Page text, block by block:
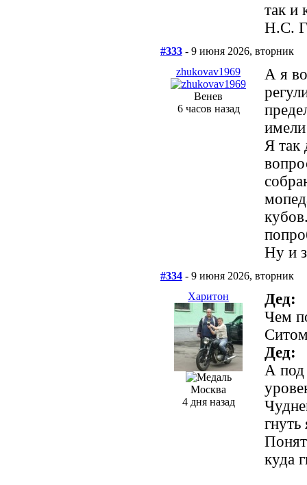
так и
Н.С.
#333 - 9 июня 2026, вторник
zhukovav1969
Венев
6 часов назад
А я
Я так
Ну и
#334 - 9 июня 2026, вторник
Харитон
Москва
4 дня назад
Дед:
Чем
Дед:
А под
гнуть
куда